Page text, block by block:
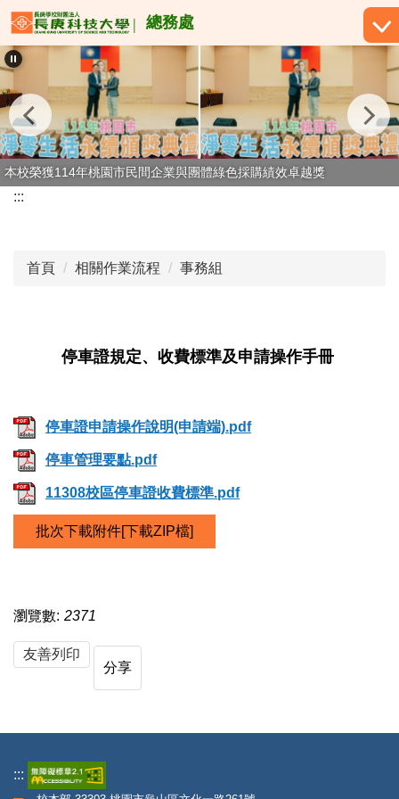
跳
到
主
內
容
區
總務處
本校榮獲114年桃園市民間企業與團體綠色採購績效卓越獎
:::
首頁 相關作業流程 事務組
停車證規定、收費標準及申請操作手冊
停車證申請操作說明(申請端).pdf
停車管理要點.pdf
11308校區停車證收費標準.pdf
批次下載附件[下載ZIP檔]
瀏覽數: 2371
友善列印
分享
:::